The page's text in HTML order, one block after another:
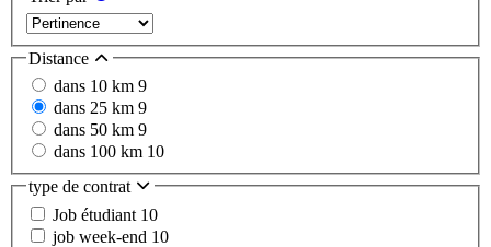
Distance
dans 10 km 9
dans 25 km 9
dans 50 km 9
dans 100 km 10
type de contrat
Job étudiant 10
job week-end 10